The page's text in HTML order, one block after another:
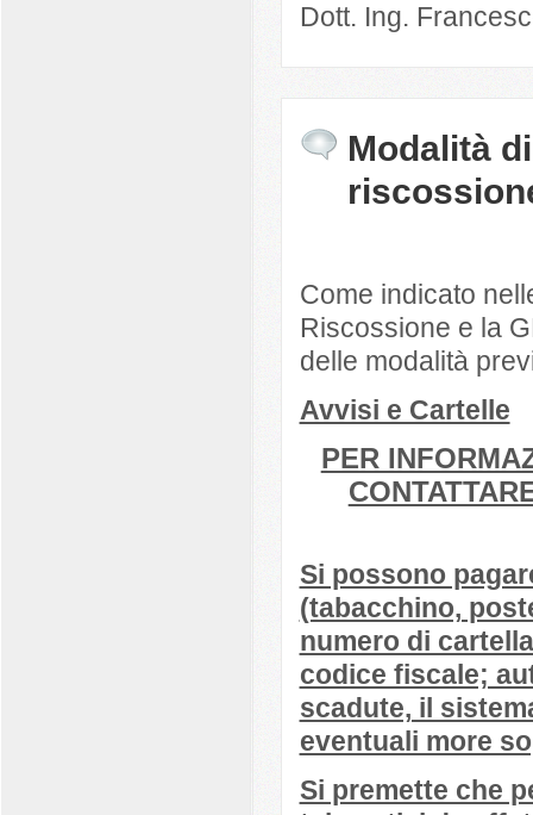
Dott. Ing.
Modalità
Come indicato
Riscossione e la
delle modalità
Avvisi e Cartelle
PER
Si possono
(tabacchino,
numero di
codice fiscale;
scadute, il
eventuali more
Si premette che